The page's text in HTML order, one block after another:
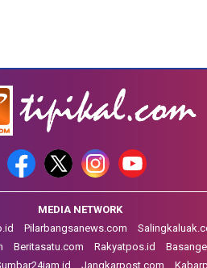
MEDIA NETWORK
Pilarbangsanews.com
Beritasatu.com Rakyatpos.id
Jangkarpost.com